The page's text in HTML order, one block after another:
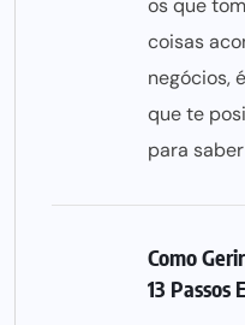
os que
coisas
negócios,
que te
para
Como
13 Passos